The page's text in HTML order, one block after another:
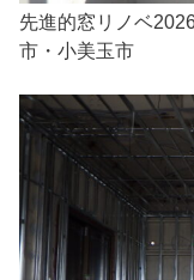
先進的窓リノベ
市・小美玉市